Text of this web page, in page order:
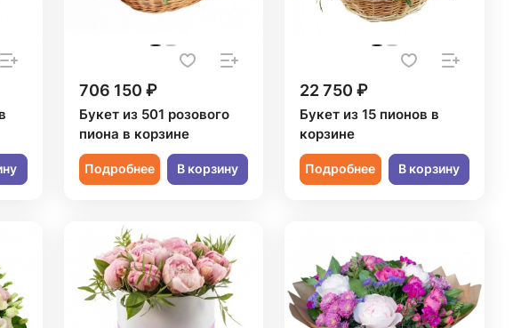
706 150 ₽
Букет из 501 розового
пиона в корзине
Подробнее В корзину
22 750 ₽
Букет из 15 пионов в
корзине
Подробнее В корзину